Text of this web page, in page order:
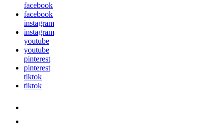
facebook
facebook
instagram
instagram
youtube
youtube
pinterest
pinterest
tiktok
tiktok